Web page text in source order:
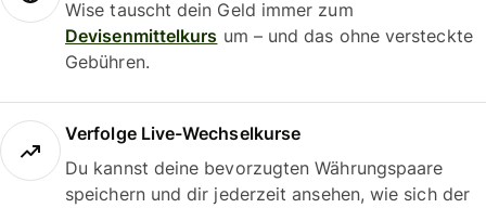
Wise tauscht dein Geld immer zum
Devisenmittelkurs um – und das ohne versteckte
Gebühren.
Verfolge Live-Wechselkurse
Du kannst deine bevorzugten Währungspaare
speichern und dir jederzeit ansehen, wie sich der